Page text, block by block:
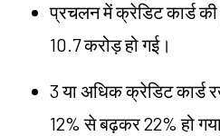
प्रचलन में क्रेडिट कार्ड
10.7 करोड़ हो गई।
3 या अधिक क्रेडिट कार्ड
12% से बढ़कर 22% हो